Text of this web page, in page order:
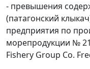
- превышения
(патагонский
предприятия по
морепродукции №
Fishery Group Co.